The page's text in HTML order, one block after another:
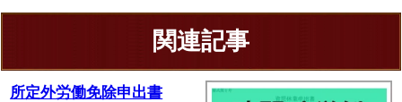
関連記事
所定外労働免除申出書